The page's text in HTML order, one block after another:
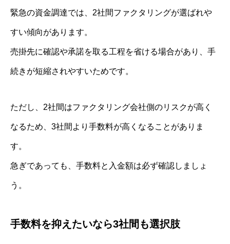
緊急の資金調達では、2社間ファクタリングが選ばれや
すい傾向があります。
売掛先に確認や承諾を取る工程を省ける場合があり、手
続きが短縮されやすいためです。
ただし、2社間はファクタリング会社側のリスクが高く
なるため、3社間より手数料が高くなることがありま
す。
急ぎであっても、手数料と入金額は必ず確認しましょ
う。
手数料を抑えたいなら3社間も選択肢